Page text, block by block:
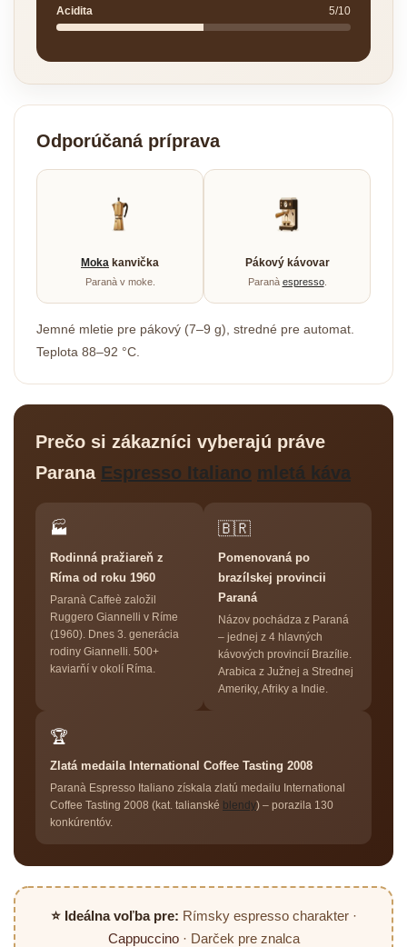
Acidita 5/10
Odporúčaná príprava
Moka kanvička
Paranà v moke.
Pákový kávovar
Paranà espresso.
Jemné mletie pre pákový (7–9 g), stredné pre automat.
Teplota 88–92 °C.
Prečo si zákazníci vyberajú práve
Parana Espresso Italiano mletá káva
🏭
Rodinná pražiareň z
Ríma od roku 1960
Paranà Caffeè založil
Ruggero Giannelli v Ríme
(1960). Dnes 3. generácia
rodiny Giannelli. 500+
kaviarňí v okolí Ríma.
🇧🇷
Pomenovaná po
brazílskej provincii
Paraná
Názov pochádza z Paraná
– jednej z 4 hlavných
kávových provincií Brazílie.
Arabica z Južnej a Strednej
Ameriky, Afriky a Indie.
🏆
Zlatá medaila International Coffee Tasting 2008
Paranà Espresso Italiano získala zlatú medailu International
Coffee Tasting 2008 (kat. talianské blendy) – porazila 130
konkúrentóv.
⭐ Ideálna voľba pre: Rímsky espresso charakter ·
Cappuccino· Darček pre znalca